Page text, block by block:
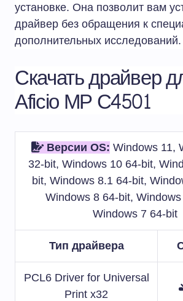
установке. Она позволит вам
драйвер без обращения к
дополнительных исследований.
Скачать драйвер
Aficio MP C4501
Версии OS: Windows 11,
32-bit, Windows 10 64-bit,
bit, Windows 8.1 64-bit,
Windows 8 64-bit,
Windows 7 64-bit
Тип драйвера
PCL6 Driver for Universal
Print x32